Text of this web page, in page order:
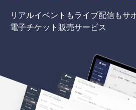
リアルイベントもライブ配信もサ
電子チケット販売サービス